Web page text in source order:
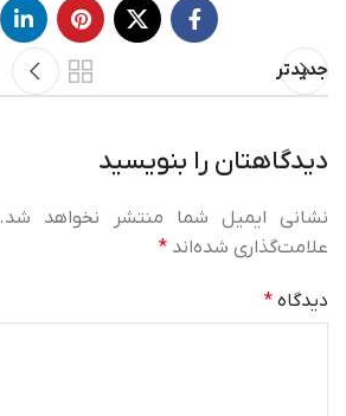
جدیدتر
دیدگاهتان را بنویسید
نشانی ایمیل شما منتشر نخواهد شد.
علامت‌گذاری شده‌اند *
دیدگاه *